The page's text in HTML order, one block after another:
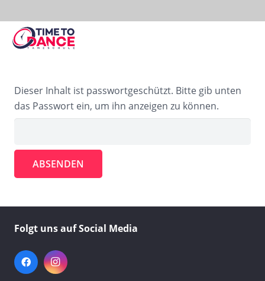
Dieser Inhalt ist passwortgeschützt. Bitte gib unten
das Passwort ein, um ihn anzeigen zu können.
Folgt uns auf Social Media